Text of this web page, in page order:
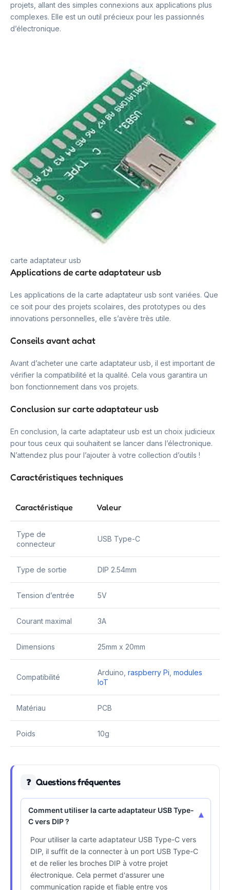
projets, allant des simples connexions aux applications plus
complexes. Elle est un outil précieux pour les passionnés
d’électronique.
carte adaptateur usb
Applications de carte adaptateur usb
Les applications de la carte adaptateur usb sont variées. Que
ce soit pour des projets scolaires, des prototypes ou des
innovations personnelles, elle s’avère très utile.
Conseils avant achat
Avant d’acheter une carte adaptateur usb, il est important de
vérifier la compatibilité et la qualité. Cela vous garantira un
bon fonctionnement dans vos projets.
Conclusion sur carte adaptateur usb
En conclusion, la carte adaptateur usb est un choix judicieux
pour tous ceux qui souhaitent se lancer dans l’électronique.
N’attendez plus pour l’ajouter à votre collection d’outils !
Caractéristiques techniques
Caractéristique Valeur
Type de
connecteur
USB Type-C
Type de sortie DIP 2.54mm
Tension d’entrée 5V
Courant maximal 3A
Dimensions 25mm x 20mm
Compatibilité
Arduino, raspberry Pi modules
IoT
Matériau PCB
Poids 10g
❓ Questions fréquentes
Comment utiliser la carte adaptateur USB Type-
C vers DIP ?
▾
Pour utiliser la carte adaptateur USB Type-C vers
DIP, il suffit de la connecter à un port USB Type-C
et de relier les broches DIP à votre projet
électronique. Cela permet d'assurer une
communication rapide et fiable entre vos